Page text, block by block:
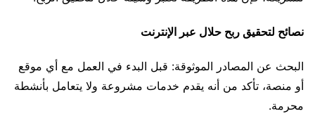
نصائح لتحقيق ربح حلال عبر الإنترنت
البحث عن المصادر الموثوقة: قبل البدء في العمل مع أي موقع
أو منصة، تأكد من أنه يقدم خدمات مشروعة ولا يتعامل بأنشطة
محرمة.